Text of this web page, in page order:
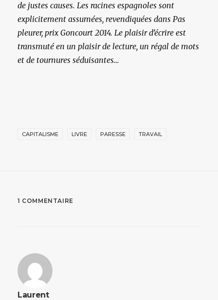
de justes causes. Les racines espagnoles sont
explicitement assumées, revendiquées dans Pas
pleurer, prix Goncourt 2014. Le plaisir d’écrire est
transmuté en un plaisir de lecture, un régal de mots
et de tournures séduisantes…
CAPITALISME LIVRE PARESSE TRAVAIL
1 COMMENTAIRE
Laurent